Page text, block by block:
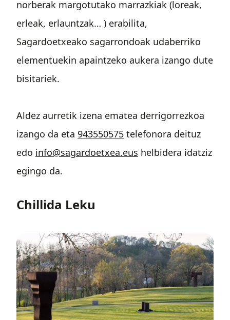
norberak margotutako marrazkiak (loreak,
erleak, erlauntzak… ) erabilita,
Sagardoetxeako sagarrondoak udaberriko
elementuekin apaintzeko aukera izango dute
bisitariek.
Aldez aurretik izena ematea derrigorrezkoa
izango da eta 943550575 telefonora deituz
edo info@sagardoetxea.eus helbidera idatziz
egingo da.
Chillida Leku